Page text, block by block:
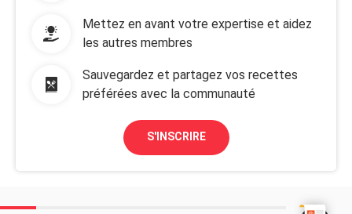
Mettez en avant votre expertise et aidez
les autres membres
Sauvegardez et partagez vos recettes
préférées avec la communauté
S'INSCRIRE